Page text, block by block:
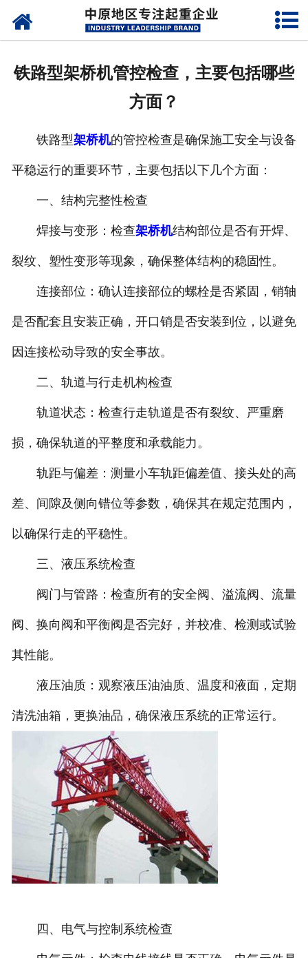
网站首页
成功案例
联系我们
铁路型架桥机管控检查，主要包括哪些
方面？
铁路型架桥机的管控检查是确保施工安全与设备
平稳运行的重要环节，主要包括以下几个方面：
一、结构完整性检查
焊接与变形：检查架桥机结构部位是否有开焊、
裂纹、塑性变形等现象，确保整体结构的稳固性。
连接部位：确认连接部位的螺栓是否紧固，销轴
是否配套且安装正确，开口销是否安装到位，以避免
因连接松动导致的安全事故。
二、轨道与行走机构检查
轨道状态：检查行走轨道是否有裂纹、严重磨
损，确保轨道的平整度和承载能力。
轨距与偏差：测量小车轨距偏差值、接头处的高
差、间隙及侧向错位等参数，确保其在规定范围内，
以确保行走的平稳性。
三、液压系统检查
阀门与管路：检查所有的安全阀、溢流阀、流量
阀、换向阀和平衡阀是否完好，并校准、检测或试验
其性能。
液压油质：观察液压油油质、温度和液面，定期
清洗油箱，更换油品，确保液压系统的正常运行。
四、电气与控制系统检查